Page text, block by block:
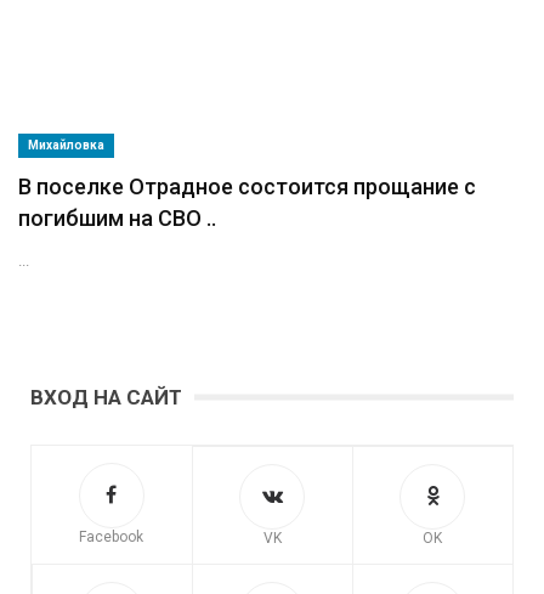
Михайловка
В поселке Отрадное состоится прощание с
погибшим на СВО ..
ВХОД НА САЙТ
Facebook VK OK